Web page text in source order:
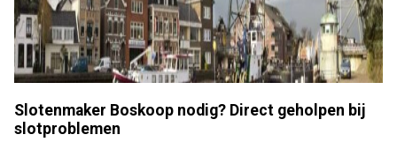
Slotenmaker Boskoop nodig? Direct geholpen bij
slotproblemen